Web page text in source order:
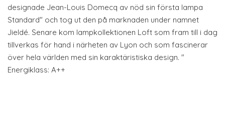
designade Jean-Louis Domecq av nöd sin första lampa
Standard" och tog ut den på marknaden under namnet
Jieldé. Senare kom lampkollektionen Loft som fram till i dag
tillverkas för hand i närheten av Lyon och som fascinerar
över hela världen med sin karaktäristiska design. "
Energiklass: A++